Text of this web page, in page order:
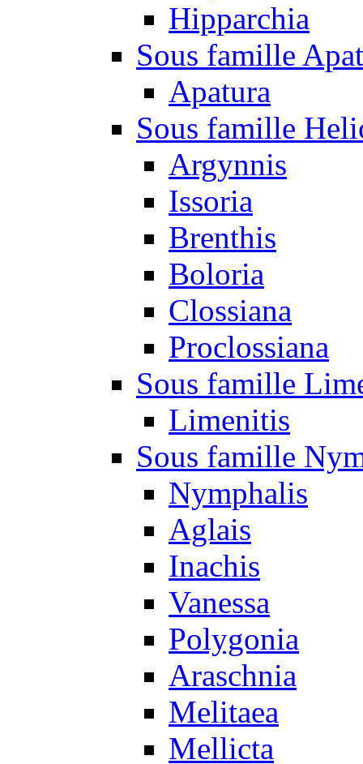
Hipparchia
Sous famille
Apatura
Sous famille
Argynnis
Issoria
Brenthis
Boloria
Clossiana
Proclossiana
Sous famille
Limenitis
Sous famille
Nymphalis
Aglais
Inachis
Vanessa
Polygonia
Araschnia
Melitaea
Mellicta